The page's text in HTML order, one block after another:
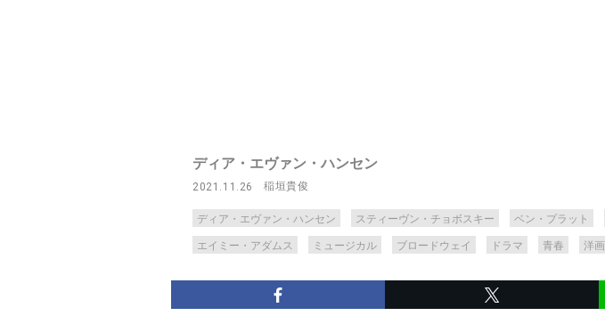
ディア・エヴァン・ハンセン
2021.11.26 稲垣貴俊
ディア・エヴァン・ハンセン スティーヴン・チョボスキー ベン・プラット
エイミー・アダムス ミュージカル ブロードウェイ ドラマ 青春 洋画